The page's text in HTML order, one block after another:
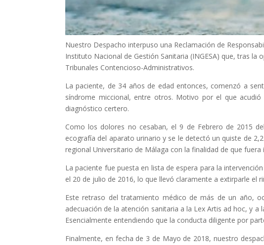
Nuestro Despacho interpuso una Reclamación de
Instituto Nacional de Gestión Sanitaria (INGESA) que, tras
Tribunales Contencioso-Administrativos.
La paciente, de 34 años de edad entonces, comenzó a
síndrome miccional, entre otros. Motivo por el que
diagnóstico certero.
Como los dolores no cesaban, el 9 de Febrero de 2015
ecografía del aparato urinario y se le detectó un quiste de
regional Universitario de Málaga con la finalidad de que
La paciente fue puesta en lista de espera para la
el 20 de julio de 2016, lo que llevó claramente a extirparle el
Este retraso del tratamiento médico de más de un año,
adecuación de la atención sanitaria a la Lex Artis ad hoc, y
Esencialmente entendiendo que la conducta diligente por
Finalmente, en fecha de 3 de Mayo de 2018, nuestro